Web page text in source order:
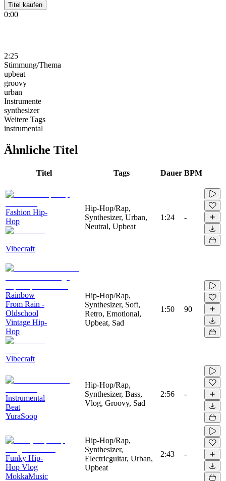
Titel kaufen
0:00
2:25
Stimmung/Thema
upbeat
groovy
urban
Instrumente
synthesizer
Weitere Tags
instrumental
Ähnliche Titel
Titel Tags Dauer BPM
Fashion Hip-
Hop
Vibecraft
Hip-Hop/Rap,
Synthesizer, Urban,
Neutral, Upbeat
1:24 -
Rainbow
From Rain -
Oldschool
Vintage Hip-
Hop
Vibecraft
Hip-Hop/Rap,
Synthesizer, Soft,
Retro, Emotional,
Upbeat, Sad
1:50 90
Instrumental
Beat
YuraSoop
Hip-Hop/Rap,
Synthesizer, Bass,
Vlog, Groovy, Sad
2:56 -
Funky Hip-
Hop Vlog
MokkaMusic
Hip-Hop/Rap,
Synthesizer,
Electricguitar, Urban,
Upbeat
2:43 -